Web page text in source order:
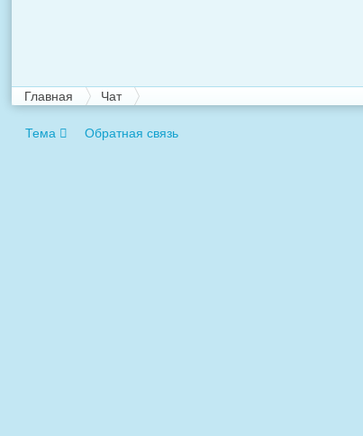
Главная Чат
Тема Обратная связь